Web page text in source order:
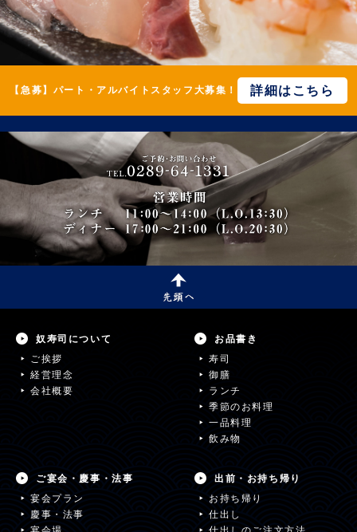
【急募】パート・アルバイトスタッフ大募集！ 詳細はこちら
奴寿司について
ご挨拶
経営理念
会社概要
お品書き
寿司
御膳
ランチ
季節のお料理
一品料理
飲み物
ご宴会・慶事・法事
宴会プラン
慶事・法事
出前・お持ち帰り
お持ち帰り
仕出し